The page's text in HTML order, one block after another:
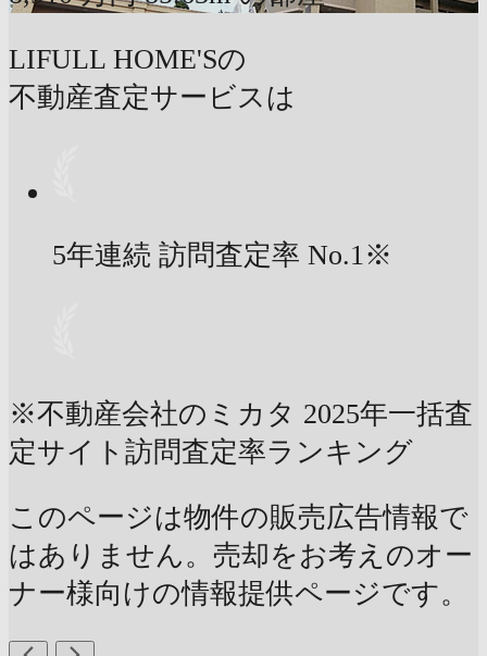
LIFULL HOME'Sの
不動産査定サービスは
5年連続 訪問査定率 No.1※
※不動産会社のミカタ 2025年一括査
定サイト訪問査定率ランキング
このページは物件の販売広告情報で
はありません。売却をお考えのオー
ナー様向けの情報提供ページです。